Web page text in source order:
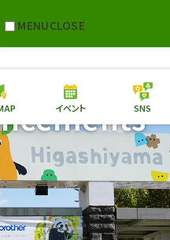
MENUCLOSE
本日の開園情報 チケ
園内MAP イベント
総合案内
動物園 植物園
イベント SNS